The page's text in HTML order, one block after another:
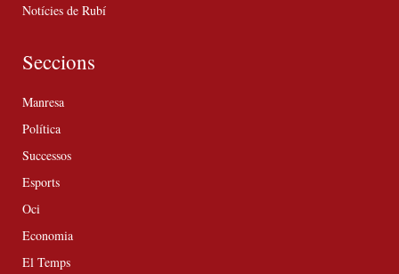
Notícies de Rubí
Seccions
Manresa
Política
Successos
Esports
Oci
Economia
El Temps